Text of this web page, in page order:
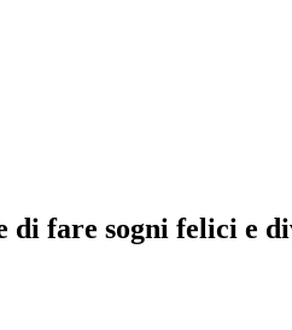
fare sogni felici e